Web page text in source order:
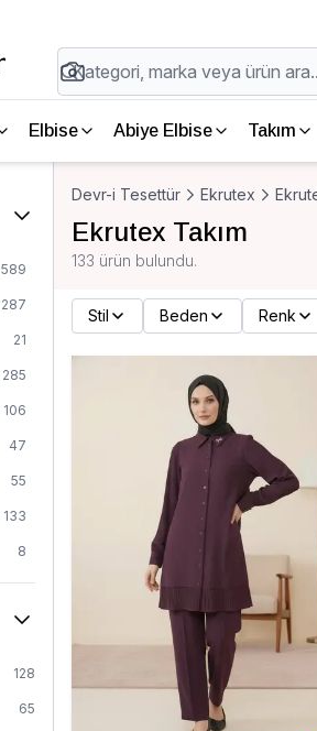
Elbise Abiye Elbise Takım
589
287
21
285
106
47
55
133
8
148
19
128
65
Devr-i Tesettür Ekrutex
Ekrutex Takım
133 ürün bulundu.
Stil Beden Renk